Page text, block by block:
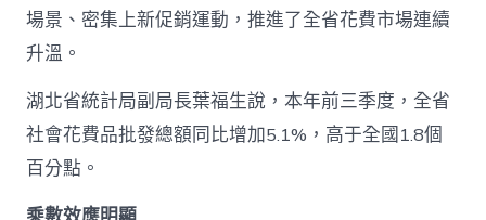
場景、密集上新促銷運動，推進了全省花費市場連續
升溫。
湖北省統計局副局長葉福生說，本年前三季度，全省
社會花費品批發總額同比增加5.1%，高于全國1.8個
百分點。